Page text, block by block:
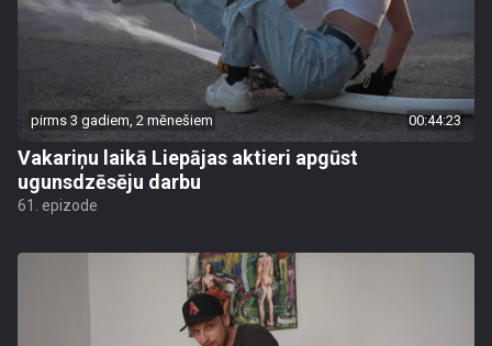
pirms 3 gadiem, 2 mēnešiem 00:44:23
Vakariņu laikā Liepājas aktieri apgūst
ugunsdzēsēju darbu
61. epizode